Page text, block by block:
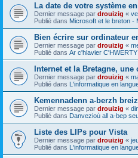
La date de votre système
Dernier message par drouizig «
Publié dans Microsoft et le breton -
Bien écrire sur ordinateur
Dernier message par drouizig «
Publié dans Ar c'hlavier C'HWERTY
Internet et la Bretagne, une
Dernier message par drouizig «
Publié dans L'informatique en
Kemennadenn a-berzh
Dernier message par drouizig «
Publié dans Danvezioù all a-bep
Liste des LIPs pour Vista
Dernier message par drouizig «
Publié dans L'informatique en